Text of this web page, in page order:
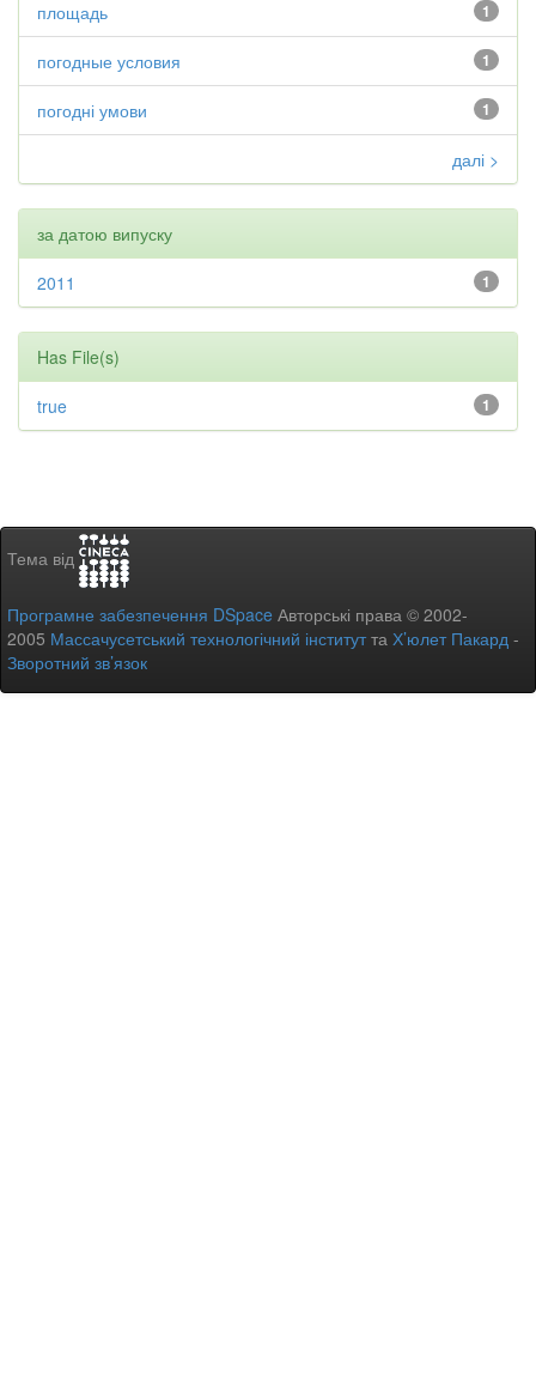
1
площадь
1
погодные условия
1
погодні умови
далі >
за датою випуску
1
2011
Has File(s)
1
true
Тема від
Програмне забезпечення DSpace Авторські права © 2002-
2005 Массачусетський технологічний інститутта Х’юлет Пакард -
Зворотний зв’язок